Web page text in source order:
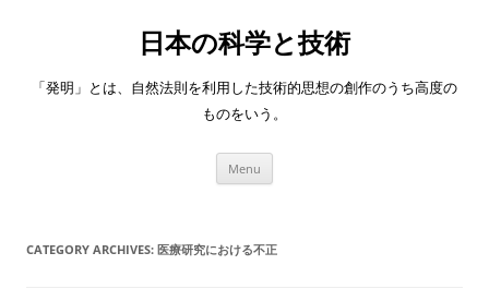
日本の科学と技術
「発明」とは、自然法則を利用した技術的思想の創作のうち高度の
ものをいう。
Menu
CATEGORY ARCHIVES: 医療研究における不正